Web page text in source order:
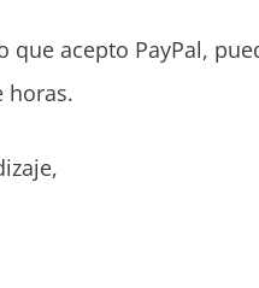
que acepto PayPal,
horas.